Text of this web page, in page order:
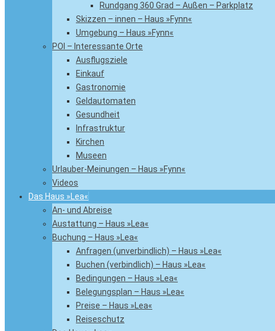
Rundgang 360 Grad – Außen – Parkplatz
Skizzen – innen – Haus »Fynn«
Umgebung – Haus »Fynn«
POI – Interessante Orte
Ausflugsziele
Einkauf
Gastronomie
Geldautomaten
Gesundheit
Infrastruktur
Kirchen
Museen
Urlauber-Meinungen – Haus »Fynn«
Videos
Das Haus »Lea«
An- und Abreise
Austattung – Haus »Lea«
Buchung – Haus »Lea«
Anfragen (unverbindlich) – Haus »Lea«
Buchen (verbindlich) – Haus »Lea«
Bedingungen – Haus »Lea«
Belegungsplan – Haus »Lea«
Preise – Haus »Lea«
Reiseschutz